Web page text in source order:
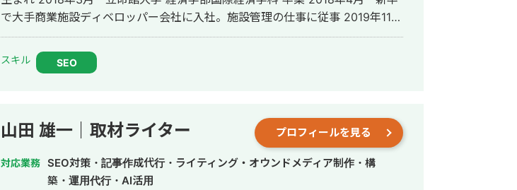
で大手商業施設ディベロッパー会社に入社。施設管理の仕事に従事 2019年11
月 ライター活動を開始、SEOライティングや動画原稿作成などを始める
2020年6月 前職を退職し、個人事業主で専業のライターで開業。現在まで、
Webライターとして活動中 検索上位を獲得するための記事制作をお考えの方
スキル SEO
山田 雄一｜取材ライター プロフィールを見る
対応業務 SEO対策・記事作成代行・ライティング・オウンドメディア制作・構
築・運用代行・AI活用